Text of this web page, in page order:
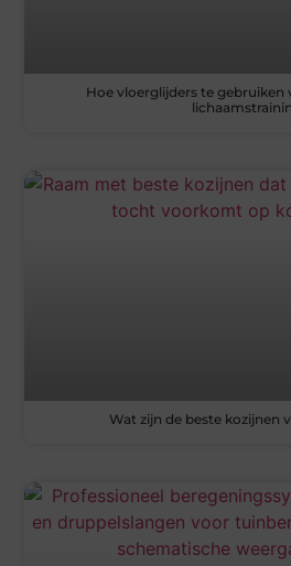
Hoe vloerglijders te gebruiken
Wat zijn de beste kozijnen